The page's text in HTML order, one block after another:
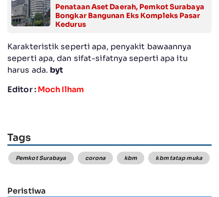
Penataan Aset Daerah, Pemkot Surabaya
Bongkar Bangunan Eks Kompleks Pasar
Kedurus
Karakteristik seperti apa, penyakit bawaannya
seperti apa, dan sifat-sifatnya seperti apa itu
harus ada. byt
Editor :Moch Ilham
Tags
Pemkot Surabaya corona kbm kbm tatap muka
Peristiwa